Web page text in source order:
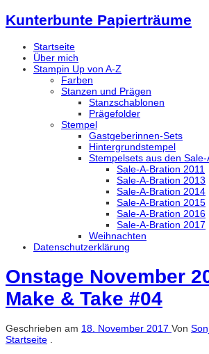
Kunterbunte Papierträume
Startseite
Über mich
Stampin Up von A-Z
Farben
Stanzen und Prägen
Stanzschablonen
Prägefolder
Stempel
Gastgeberinnen-Sets
Hintergrundstempel
Stempelsets aus den
Sale-A-Bration 2011
Sale-A-Bration 2013
Sale-A-Bration 2014
Sale-A-Bration 2015
Sale-A-Bration 2016
Sale-A-Bration 2017
Weihnachten
Datenschutzerklärung
Onstage November
Make & Take #04
Geschrieben am 18. November 2017 Von
Startseite .